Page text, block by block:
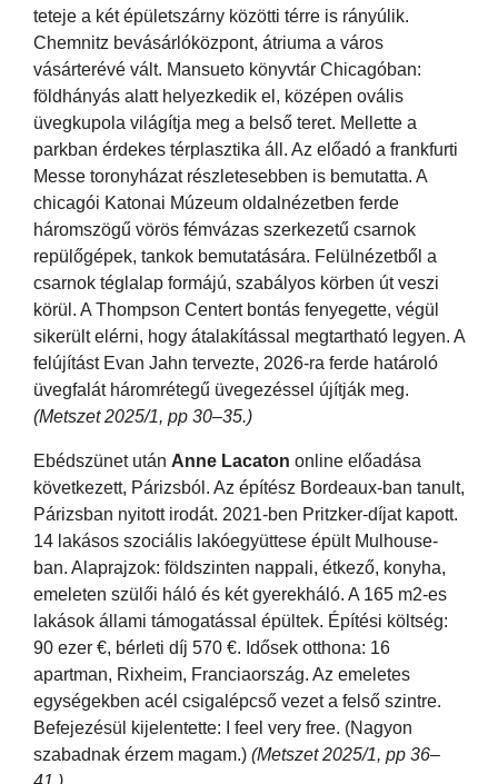
teteje a két épületszárny közötti térre is rányúlik.
Chemnitz bevásárlóközpont, átriuma a város
vásárterévé vált. Mansueto könyvtár Chicagóban:
földhányás alatt helyezkedik el, középen ovális
üvegkupola világítja meg a belső teret. Mellette a
parkban érdekes térplasztika áll. Az előadó a frankfurti
Messe toronyházat részletesebben is bemutatta. A
chicagói Katonai Múzeum oldalnézetben ferde
háromszögű vörös fémvázas szerkezetű csarnok
repülőgépek, tankok bemutatására. Felülnézetből a
csarnok téglalap formájú, szabályos körben út veszi
körül. A Thompson Centert bontás fenyegette, végül
sikerült elérni, hogy átalakítással megtartható legyen. A
felújítást Evan Jahn tervezte, 2026-ra ferde határoló
üvegfalát háromrétegű üvegezéssel újítják meg.
(Metszet 2025/1, pp 30–35.)
Ebédszünet után Anne Lacaton online előadása
következett, Párizsból. Az építész Bordeaux-ban tanult,
Párizsban nyitott irodát. 2021-ben Pritzker-díjat kapott.
14 lakásos szociális lakóegyüttese épült Mulhouse-
ban. Alaprajzok: földszinten nappali, étkező, konyha,
emeleten szülői háló és két gyerekháló. A 165 m2-es
lakások állami támogatással épültek. Építési költség:
90 ezer €, bérleti díj 570 €. Idősek otthona: 16
apartman, Rixheim, Franciaország. Az emeletes
egységekben acél csigalépcső vezet a felső szintre.
Befejezésül kijelentette: I feel very free. (Nagyon
szabadnak érzem magam.) (Metszet 2025/1, pp 36–